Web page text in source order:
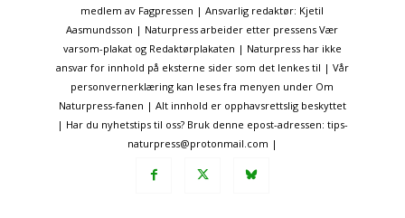
medlem av Fagpressen | Ansvarlig redaktør: Kjetil
Aasmundsson | Naturpress arbeider etter pressens Vær
varsom-plakat og Redaktørplakaten | Naturpress har ikke
ansvar for innhold på eksterne sider som det lenkes til | Vår
personvernerklæring kan leses fra menyen under Om
Naturpress-fanen | Alt innhold er opphavsrettslig beskyttet
| Har du nyhetstips til oss? Bruk denne epost-adressen: tips-
naturpress@protonmail.com |